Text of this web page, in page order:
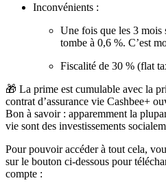
Inconvénients :
Une fois que les 3 mois
tombe à 0,6 %. C’est
Fiscalité de 30 % (flat
🎁 La prime est cumulable avec la
contrat d’assurance vie Cashbee+
Bon à savoir : apparemment la
vie sont des investissements
Pour pouvoir accéder à tout cela,
sur le bouton ci-dessous pour
compte :